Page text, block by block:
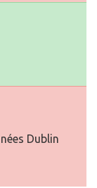
Dublin